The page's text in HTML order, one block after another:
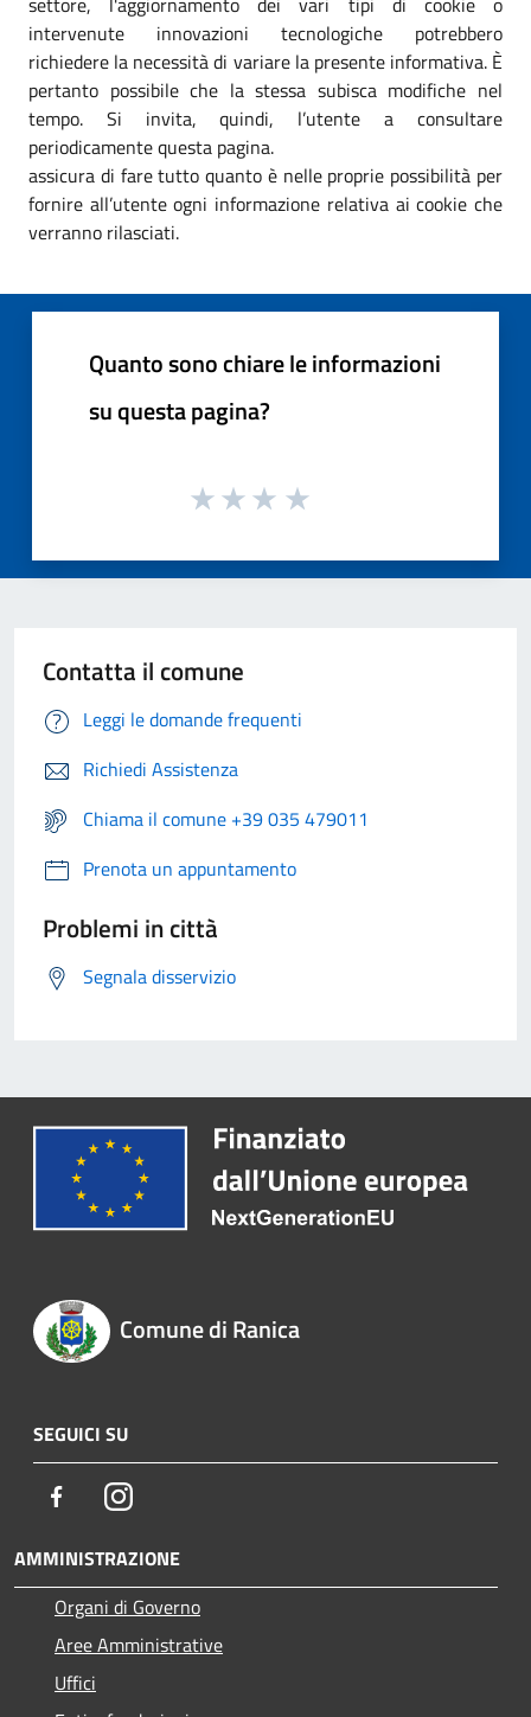
intervenute innovazioni tecnologiche potrebbero
richiedere la necessità di variare la presente informativa. È
pertanto possibile che la stessa subisca modifiche nel
tempo. Si invita, quindi, l’utente a consultare
periodicamente questa pagina.
assicura di fare tutto quanto è nelle proprie possibilità per
fornire all’utente ogni informazione relativa ai cookie che
verranno rilasciati.
Quanto sono chiare le informazioni
su questa pagina?
Contatta il comune
Leggi le domande frequenti
Richiedi Assistenza
Chiama il comune +39 035 479011
Prenota un appuntamento
Problemi in città
Segnala disservizio
Comune di Ranica
SEGUICI SU
FacebookInstagram
AMMINISTRAZIONE
Organi di Governo
Aree Amministrative
Uffici